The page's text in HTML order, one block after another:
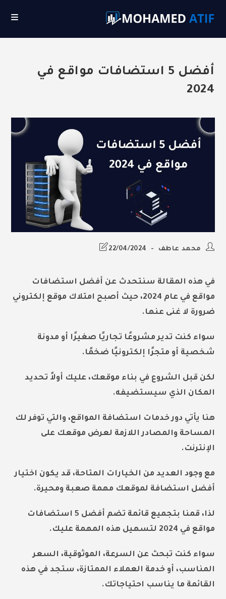
أفضل 5 استضافات مواقع في
2024
Post محمد عاطف
Post
22/04/2024
في هذه المقالة سنتحدث عن أفضل استضافات
مواقع في عام 2024، حيث أصبح امتلاك موقع إلكتروني
ضرورة لا غنى عنها.
سواء كنت تدير مشروعًا تجاريًا صغيرًا أو مدونة
شخصية أو متجرًا إلكترونيًا ضخمًا.
لكن قبل الشروع في بناء موقعك، عليك أولاً تحديد
المكان الذي سيستضيفه.
هنا يأتي دور خدمات استضافة المواقع، والتي توفر لك
المساحة والمصادر اللازمة لعرض موقعك على
الإنترنت.
مع وجود العديد من الخيارات المتاحة، قد يكون اختيار
أفضل استضافة لموقعك مهمة صعبة ومحيرة.
لذا، قمنا بتجميع قائمة تضم أفضل 5 استضافات
مواقع في 2024 لتسهيل هذه المهمة عليك.
سواء كنت تبحث عن السرعة، الموثوقية، السعر
المناسب، أو خدمة العملاء الممتازة، ستجد في هذه
القائمة ما يناسب احتياجاتك.